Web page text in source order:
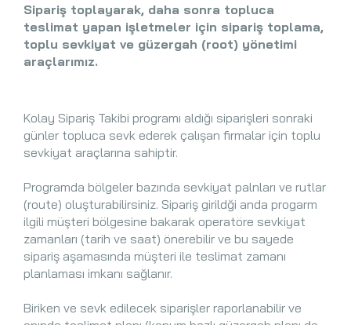
Sipariş toplayarak, daha sonra topluca
teslimat yapan işletmeler için sipariş toplama,
toplu sevkiyat ve güzergah (root) yönetimi
araçlarımız.
Kolay Sipariş Takibi programı aldığı siparişleri sonraki
günler topluca sevk ederek çalışan firmalar için toplu
sevkiyat araçlarına sahiptir.
Programda bölgeler bazında sevkiyat palnları ve rutlar
(route) oluşturabilirsiniz. Sipariş girildği anda progarm
ilgili müşteri bölgesine bakarak operatöre sevkiyat
zamanları (tarih ve saat) önerebilir ve bu sayede
sipariş aşamasında müşteri ile teslimat zamanı
planlaması imkanı sağlanır.
Biriken ve sevk edilecek siparişler raporlanabilir ve